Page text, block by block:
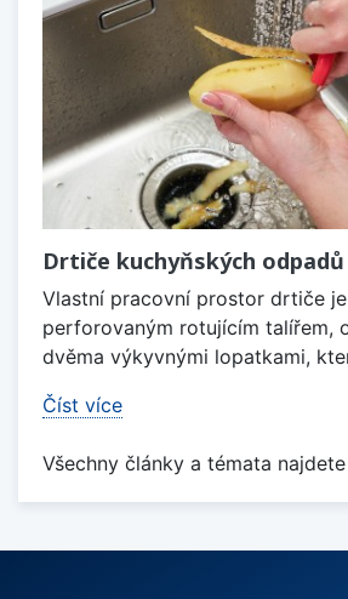
Drtiče kuchyňských odpadů
Vlastní pracovní prostor drtiče
perforovaným rotujícím talířem,
dvěma výkyvnými lopatkami,
Číst více
Všechny články a témata najdete